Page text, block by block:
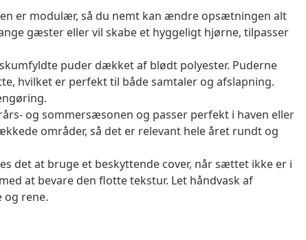
er modulær, så du nemt kan ændre opsætningen alt
gæster eller vil skabe et hyggeligt hjørne, tilpasser
puder dækket af blødt polyester. Puderne
hvilket er perfekt til både samtaler og afslapning.
og sommersæsonen og passer perfekt i haven eller
områder, så det er relevant hele året rundt og
det at bruge et beskyttende cover, når sættet ikke er i
at bevare den flotte tekstur. Let håndvask af
rene.